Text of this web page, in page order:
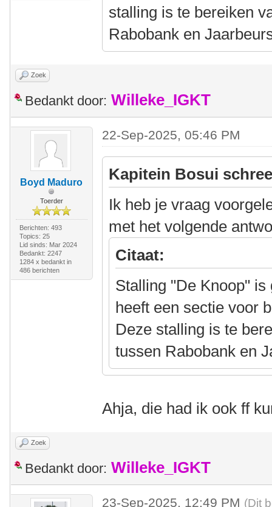
stalling is te bereiken
Rabobank en
Zoek
Bedankt door: Willeke_IGKT
Boyd Maduro
Toerder
Berichten: 493
Topics: 25
Lid sinds: Mar 2024
Bedankt: 2247
1284 x bedankt in
486 berichten
22-Sep-2025, 05:46 PM
Kapitein Bosui
Ik heb je vraag
met het volgende
Citaat:
Stalling "De Knoop"
heeft een sectie voor
Deze stalling is te
tussen Rabobank en
Ahja, die had ik ook ff
Zoek
Bedankt door: Willeke_IGKT
23-Sep-2025, 12:49 PM (Dit